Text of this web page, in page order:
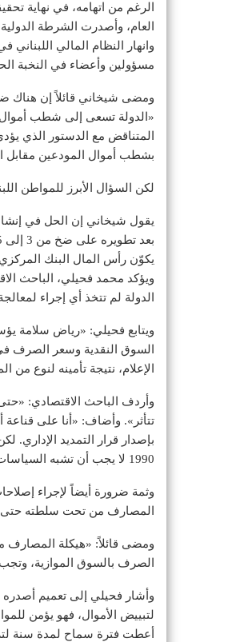
الرغم من اتهامه، في نهاية
العام، وأصدرت الشرطة
مسؤولين وأعضاء في النخبة
ومضى شيخاني قائلاً إن هناك
«الدولة تسعى إلى شطب أموال
المتناقض مع الدستور الذي
بشطب أموال المودعين مقابل
لكن السؤال الأبرز للمواطن
يقول شيخاني إن الحل في
يكوّن رأس المال البنك
ويؤكد محمد فحيلي، الباحث
الدولة لم تتخذ أي إجراء
ويتابع فحيلي: «رياض سلامة
السوق النقدية وسعر الصرف
الإعلام، نتيجة تأمينه لنوع
وأردف الباحث الاقتصادي:
تتأثر». وأضاف: «أنا على
بإصدار قرار التمديد الإداري.
1990 لا يجب أن تشبه السياسات النقدية في الوقت الحالي».
وثمة ضرورة أيضاً لإجراء
المصارف من تحت سلطته
ومضى قائلاً: «هيكلة المصارف
الصرف بالسوق الموازية،
وأشار فحيلي إلى تعميم أصدره
لتبييض الأموال، فهو يؤمن
أعطت فترة سماح لمدة سنة